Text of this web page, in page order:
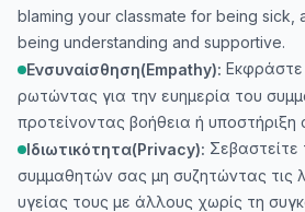
blaming your classmate for being sick,
being understanding and supportive.
Ενσυναίσθηση(Empathy): Εκφράστε
ρωτώντας για την ευημερία του
προτείνοντας βοήθεια ή υποστήριξη
Ιδιωτικότητα(Privacy): Σεβαστείτε
συμμαθητών σας μη συζητώντας τις
υγείας τους με άλλους χωρίς τη